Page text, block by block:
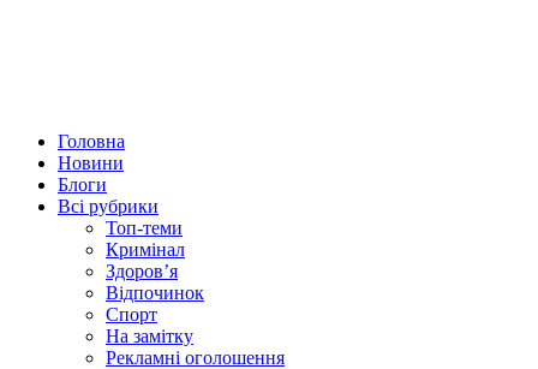
Головна
Новини
Блоги
Всі рубрики
Топ-теми
Кримінал
Здоров’я
Відпочинок
Спорт
На замітку
Рекламні оголошення